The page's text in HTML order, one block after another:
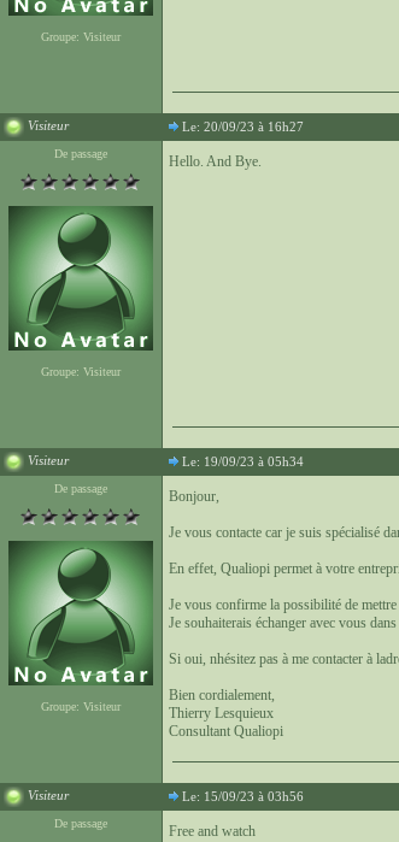
Groupe: Visiteur
Visiteur Le: 20/09/23 à 16h27
De passage
Groupe: Visiteur
Hello. And Bye.
Visiteur Le: 19/09/23 à 05h34
De passage
Groupe: Visiteur
Bonjour,
Je vous contacte car je suis spécialisé
En effet, Qualiopi permet à votre
Je vous confirme la possibilité de
Je souhaiterais échanger avec vous
Si oui, nhésitez pas à me contacter à
Bien cordialement,
Thierry Lesquieux
Consultant Qualiopi
Visiteur Le: 15/09/23 à 03h56
De passage Free and watch